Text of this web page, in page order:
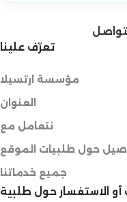
تعرّف علينا
مؤسسة ارتسيلا
العنوان
نتعامل مع
حول طلبيات الموقع
جميع خدماتنا
أو الاستفسار حول طلبية